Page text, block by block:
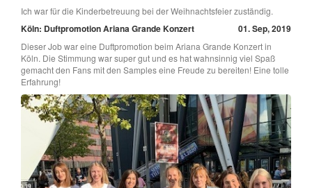
Ich war für die Kinderbetreuung bei der Weihnachtsfeier zuständig.
Köln: Duftpromotion Ariana Grande Konzert 01. Sep, 2019
Dieser Job war eine Duftpromotion beim Ariana Grande Konzert in
Köln. Die Stimmung war super gut und es hat wahnsinnig viel Spaß
gemacht den Fans mit den Samples eine Freude zu bereiten! Eine tolle
Erfahrung!